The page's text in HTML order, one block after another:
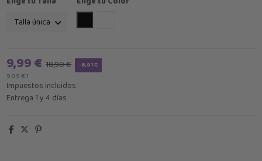
9,99 € 18,90 € -8,91 €
9,99 € 1
Impuestos incluidos
Entrega 1 y 4 días